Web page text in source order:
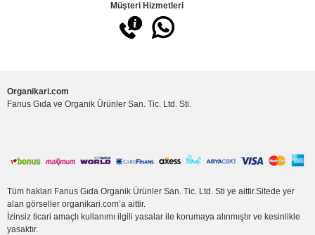
Müşteri Hizmetleri
Organikari.com
Fanus Gıda ve Organik Ürünler San. Tic. Ltd. Sti.
Tüm haklari Fanus Gıda Organik Ürünler San. Tic. Ltd. Sti ye aittir.Sitede yer
alan görseller organikari.com’a aittir.
İzinsiz ticari amaçlı kullanımı ilgili yasalar ile korumaya alınmıştır ve kesinlikle
yasaktır.